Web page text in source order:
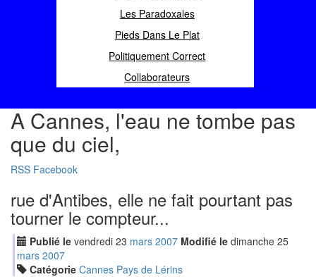
Les Paradoxales
Pieds Dans Le Plat
Politiquement Correct
Collaborateurs
A Cannes, l'eau ne tombe pas
que du ciel,
RSS Facebook
rue d'Antibes, elle ne fait pourtant pas
tourner le compteur...
Publié le vendredi 23 mars 2007 Modifié le dimanche 25
mars 2007
Catégorie Cannes Pays de Lérins